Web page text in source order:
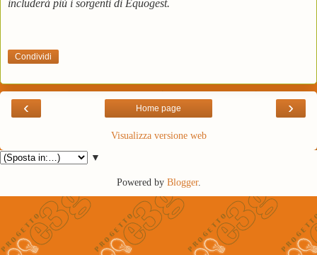
includerà più i sorgenti di Equogest.
Condividi
‹ ›
Home page
Visualizza versione web
▼
Powered by Blogger.